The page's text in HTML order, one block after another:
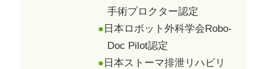
手術プロクター認定
日本ロボット外科学会Robo-
Doc Pilot認定
日本ストーマ排泄リハビリ